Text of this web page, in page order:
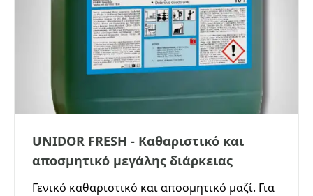
UNIDOR FRESH - Καθαριστικό και
αποσμητικό μεγάλης διάρκειας
Γενικό καθαριστικό και αποσμητικό μαζί. Για